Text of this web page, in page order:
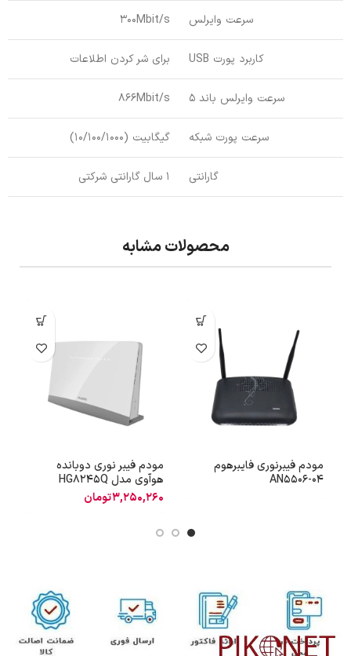
سرعت وایرلس 300Mbit/s
کاربرد پورت USB برای شر کردن اطلاعات
سرعت وایرلس باند 5 866Mbit/s
سرعت پورت شبکه گیگابیت (10/100/1000)
گارانتی 1 سال گارانتی شرکتی
محصولات مشابه
مودم فیبرنوری فایبرهوم
AN5506-04
مودم فیبر نوری دوبانده
هوآوی مدل HG8245Q
3,250,260تومان